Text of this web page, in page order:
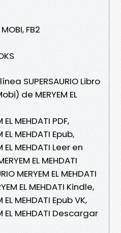
FB2
SUPERSAURIO Libro
de MERYEM EL
EL MEHDATI PDF,
EL MEHDATI Epub,
EL MEHDATI Leer en
EL MEHDATI
MERYEM EL MEHDATI
EL MEHDATI Kindle,
EL MEHDATI Epub VK,
EL MEHDATI Descargar